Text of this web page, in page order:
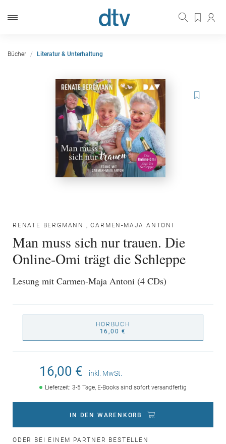
Bücher Literatur & Unterhaltung
RENATE BERGMANN ,CARMEN-MAJA ANTONI
Man muss sich nur trauen. Die
Online-Omi trägt die Schleppe
Lesung mit Carmen-Maja Antoni (4 CDs)
HÖRBUCH
16,00 €
16,00 € inkl. MwSt.
Lieferzeit: 3-5 Tage, E-Books sind sofort versandfertig
IN DEN WARENKORB
ODER BEI EINEM PARTNER BESTELLEN